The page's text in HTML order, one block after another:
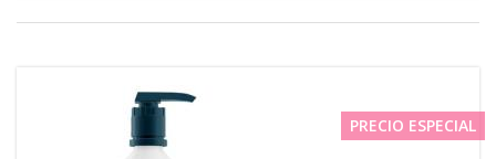
PRECIO ESPECIAL